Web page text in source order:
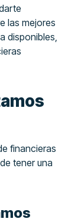
las mejores
disponibles,
financieras
tener una